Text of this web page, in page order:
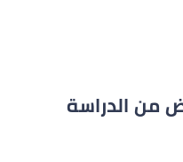
من الدراسة